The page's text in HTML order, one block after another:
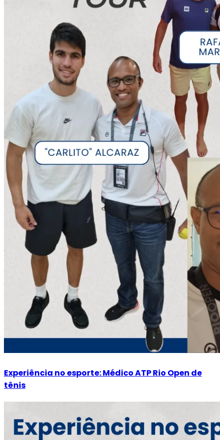
Experiência no esporte: Médico ATP Rio Open de
tênis